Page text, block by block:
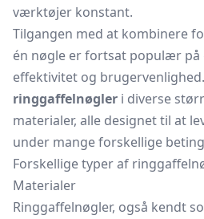
værktøjer konstant.
Tilgangen med at kombinere
én nøgle er fortsat populær på
effektivitet og
ringgaffelnøgler i diverse
materialer, alle designet til at
under mange forskellige
Forskellige typer af
Materialer
Ringgaffelnøgler, også kendt